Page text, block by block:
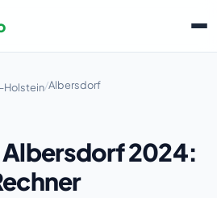
Holstein/Albersdorf
2024: